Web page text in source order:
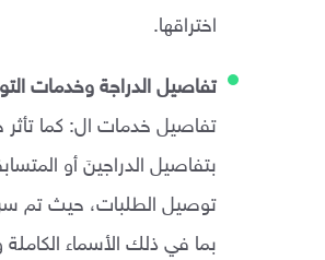
اختراقها.
تفاصيل الدراجة وخدمات
تفاصيل خدمات ال: كما تأثر
بتفاصيل الدراجينَ أو
بما في ذلك الأسماء الكاملة